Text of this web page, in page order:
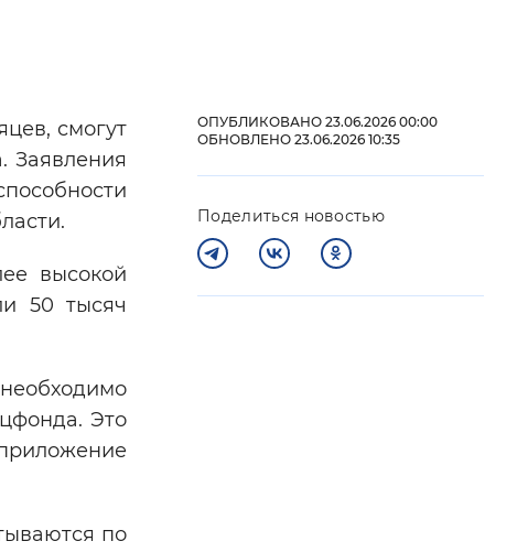
смогут
Заявления
высокой
50 тысяч
Это
по
ОПУБЛИКОВАНО 23.06.2026 00:00
ОБНОВЛЕНО 23.06.2026 10:35
Поделиться новостью